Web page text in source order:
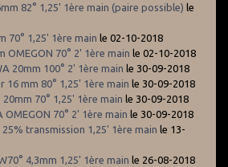
82° 1,25' 1ère main (paire possible) le
70° 1,25' 1ère main le 02-10-2018
OMEGON 70° 2' 1ère main le 02-10-2018
20mm 100° 2' 1ère main le 30-09-2018
16 mm 80° 1,25' 1ère main le 30-09-2018
70° 1,25' 1ère main le 30-09-2018
OMEGON 70° 2' 1ère main le 30-09-2018
transmission 1,25' 1ère main le 13-
4,3mm 1,25' 1ère main le 26-08-2018